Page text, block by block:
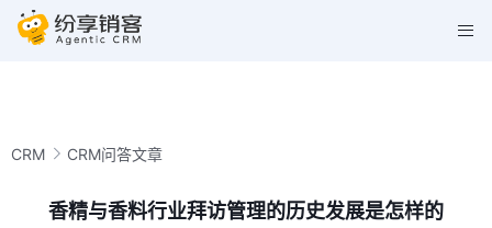
CRM CRM问答文章
香精与香料行业拜访管理的历史发展是怎样的